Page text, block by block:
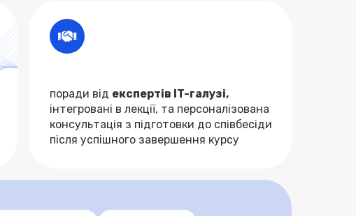
поради від експертів IT-галузі,
інтегровані в лекції, та персоналізована
консультація з підготовки до співбесіди
після успішного завершення курсу